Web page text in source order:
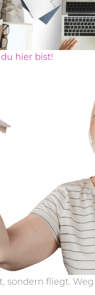
hier bist!
sondern fliegt.